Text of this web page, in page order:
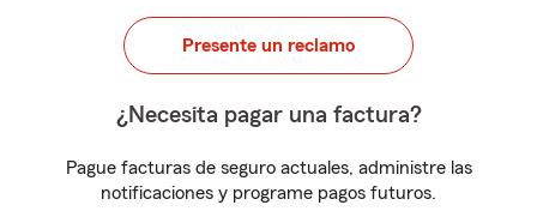
Presente un reclamo
¿Necesita pagar una factura?
Pague facturas de seguro actuales, administre las
notificaciones y programe pagos futuros.